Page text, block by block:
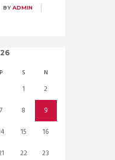
BYADMIN
P S N
1
2
7 8
9
15
16
22
23